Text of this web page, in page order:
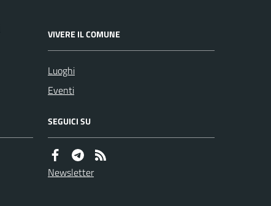
VIVERE IL COMUNE
Luoghi
Eventi
SEGUICI SU
Newsletter